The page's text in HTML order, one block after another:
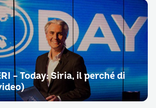
– Today: Siria, il perché di